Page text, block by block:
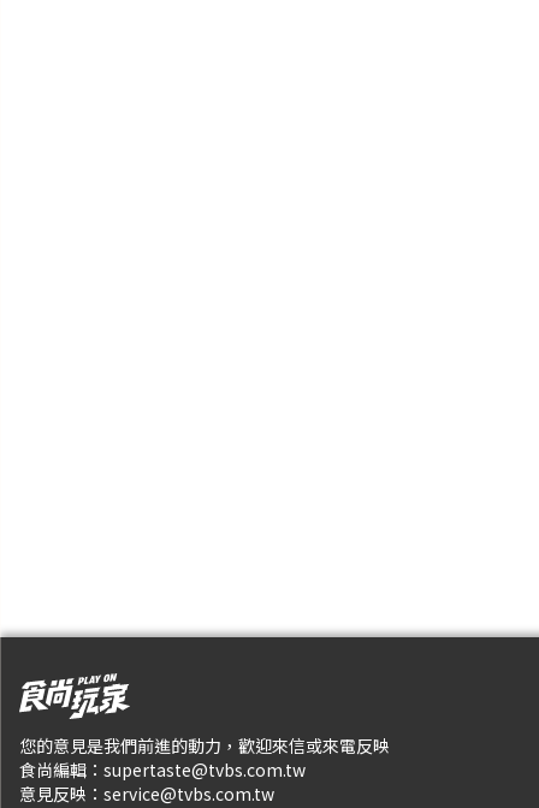
您的意見是我們前進的動力，歡迎來信或來電反映
食尚編輯： supertaste@tvbs.com.tw
意見反映： service@tvbs.com.tw